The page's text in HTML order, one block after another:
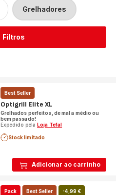
Grelhadores
Filtros
Adicionar ao carrinho
Best Seller
Optigrill Elite XL
Grelhados perfeitos, de mal a médio ou
bem passado!
Expedido pelaLoja Tefal
Stock limitado
Pack Best Seller -4,99 €